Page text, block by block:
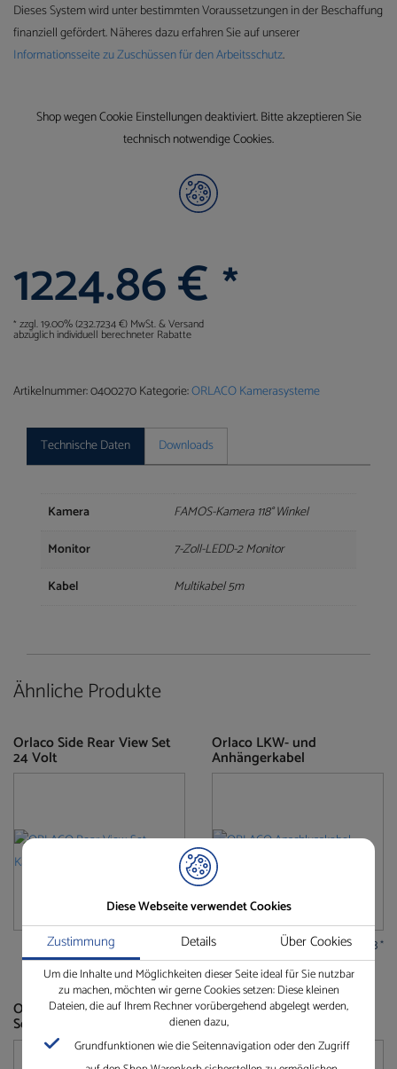
Diese Webseite verwendet Cookies
Zustimmung Details Über Cookies
Um die Inhalte und Möglichkeiten dieser Seite ideal für Sie nutzbar
zu machen, möchten wir gerne Cookies setzen: Diese kleinen
Dateien, die auf Ihrem Rechner vorübergehend abgelegt werden,
dienen dazu,
Grundfunktionen wie die Seitennavigation oder den Zugriff
Dieses System wird unter bestimmten Voraussetzungen in der Beschaffung
finanziell gefördert. Näheres dazu erfahren Sie auf unserer
Informationsseite zu Zuschüssen für den Arbeitsschutz.
Shop wegen Cookie Einstellungen deaktiviert. Bitte akzeptieren Sie
technisch notwendige Cookies.
1224.86€ *
* zzgl. 19.00% (232.7234 €) MwSt. & Versand
abzüglich individuell berechneter Rabatte
Artikelnummer:0400270Kategorie:ORLACO Kamerasysteme
Technische Daten Downloads
Kamera
FAMOS-Kamera 118° Winkel
Monitor
7-Zoll-LEDD-2 Monitor
Kabel
Multikabel 5m
Ähnliche Produkte
Orlaco Side Rear View Set
24 Volt
*
Orlaco LKW- und
Anhängerkabel
€101,60–€118,53*
Orlaco RLED + Famos 102°
Set 24 Volt
Orlaco CornerEye